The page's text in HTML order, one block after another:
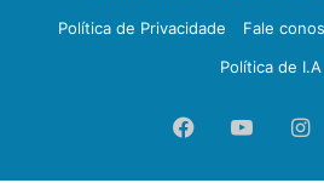
Política de Privacidade
Fale
Política de I.A
Facebook